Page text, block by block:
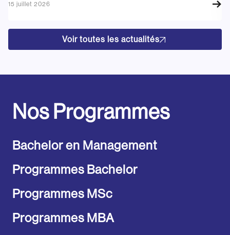
15 juillet 2026
Voir toutes les actualités
Nos Programmes
Bachelor en Management
Programmes Bachelor
Programmes MSc
Programmes MBA